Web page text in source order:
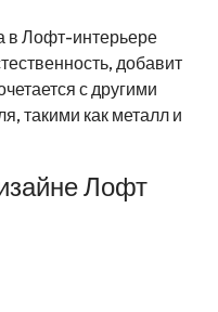
в Лофт-интерьере
добавит
с другими
такими как металл и
Лофт